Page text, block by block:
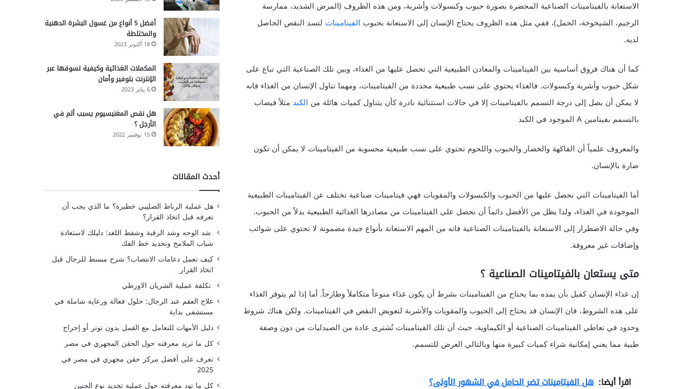
الاستعانة بالفيتامينات الصناعية المحضرة بصورة حبوب وكبسولات وأشربة، ومن هذه الظروف (المرض الشديد، ممارسة
الرجيم، الشيخوخة، الحمل)، ففي مثل هذه الظروف يحتاج الإنسان إلى الاستعانة بحبوب الفيتامينات لتسد النقص الحاصل
لديه.
كما أن هناك فروق أساسية بين الفيتامينات والمعادن الطبيعية التي تحصل عليها من الغذاء، وبين تلك الصناعية التي تباع على
شكل حبوب وأشربة وكبسولات. فالغذاء يحتوي على نسب طبيعية محددة من الفيتامينات، ومهما تناول الإنسان من الغذاء فانه
لا يمكن أن يصل إلى درجة التسمم بالفيتامينات إلا في حالات استثنائية نادرة كأن يتناول كميات هائلة من الكبد مثلاً فيصاب
بالتسمم بفيتامين A الموجود في الكبد
والمعروف علمياً أن الفاكهة والخضار والحبوب واللحوم تحتوي على نسب طبيعية محسوبة من الفيتامينات لا يمكن أن تكون
ضارة بالإنسان.
أما الفيتامينات التي نحصل عليها من الحبوب والكبسولات والمقويات فهي فيتامينات صناعية تختلف عن الفيتامينات الطبيعية
الموجودة في الغذاء، ولذا يظل من الأفضل دائماً أن نحصل على الفيتامينات من مصادرها الغذائية الطبيعية بدلاً من الحبوب.
وفي حالة الاضطرار إلى الاستعانة بالفيتامينات الصناعية فانه من المهم الاستعانة بأنواع جيدة مضمونة لا تحتوي على شوائب
وإضافات غير معروفة.
متى يستعان بالفيتامينات الصناعية ؟
إن غذاء الإنسان كفيل بأن يمده بما يحتاج من الفيتامينات بشرط أن يكون غذاء منوعاً متكاملاً وطازجاً. أما إذا لم يتوفر الغذاء
على هذه الشروط، فان الإنسان قد يحتاج إلى الحبوب والمقويات والأشربة لتعويض النقص في الفيتامينات. ولكن هناك شروط
وحدود في تعاطي الفيتامينات الصناعية أو الكيماوية، حيث أن تلك الفيتامينات تُشترى عادة من الصيدليات من دون وصفة
طبية مما يعني إمكانية شراء كميات كبيرة منها وبالتالي العرض للتسمم.
اقرأ أيضا: هل الفيتامينات تضر الحامل في الشهور الأولى؟
أفضل 5 أنواع من غسول البشرة الدهنية
والمختلطة
18 أكتوبر 2023
المكملات الغذائية وكيفية تسوقها عبر
الإنترنت بتوفير وأمان
6 يناير 2023
هل نقص المغنيسيوم يسبب ألم في
الأرجل ؟
15 نوفمبر 2022
أحدث المقالات
هل عملية الرباط الصليبي خطيرة؟ ما الذي يجب أن
تعرفه قبل اتخاذ القرار؟
شد الوجه وشد الرقبة وشفط اللغد: دليلك لاستعادة
شباب الملامح وتحديد خط الفك
كيف تعمل دعامات الانتصاب؟ شرح مبسط للرجال قبل
اتخاذ القرار
تكلفة عملية الشريان الاورطي
علاج العقم عند الرجال: حلول فعالة ورعاية شاملة في
مستشفى بداية
دليل الأمهات للتعامل مع القمل بدون توتر أو إحراج
كل ما تريد معرفته حول الحقن المجهري في مصر
تعرف على أفضل مركز حقن مجهري في مصر في
2025
كل ما تود معرفته حول عملية تحديد نوع الجنين